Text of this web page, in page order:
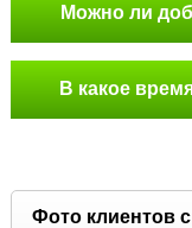
Можно ли
В какое
Фото клиентов